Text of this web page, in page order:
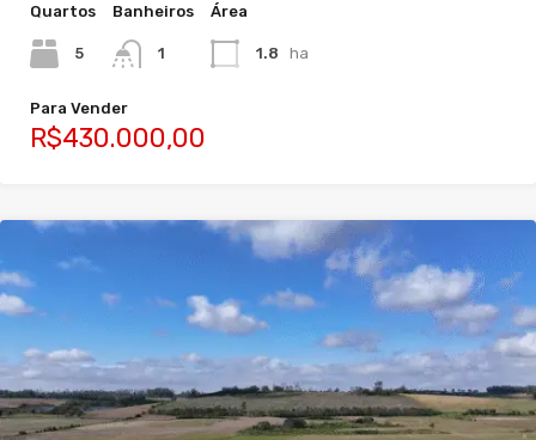
Quartos
5
Banheiros
1
Área
1.8 ha
Para Vender
R$430.000,00